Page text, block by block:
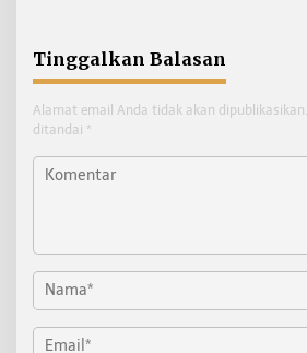
Tinggalkan Balasan
Alamat email Anda tidak akan dipublikasikan.
ditandai *